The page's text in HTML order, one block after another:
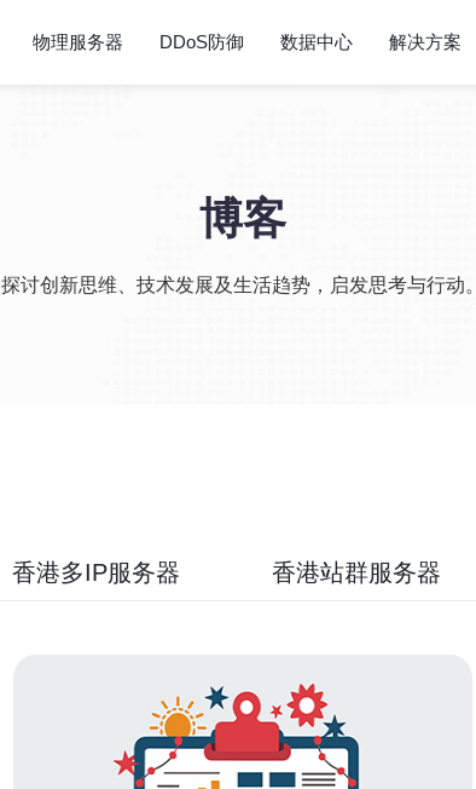
物理服务器 DDoS防御 数据中心 解决方案
博客
探讨创新思维、技术发展及生活趋势，启发思考与行动。
香港多IP服务器 香港站群服务器